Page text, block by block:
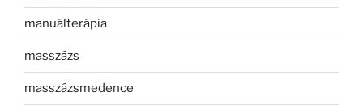
manuálterápia
masszázs
masszázsmedence